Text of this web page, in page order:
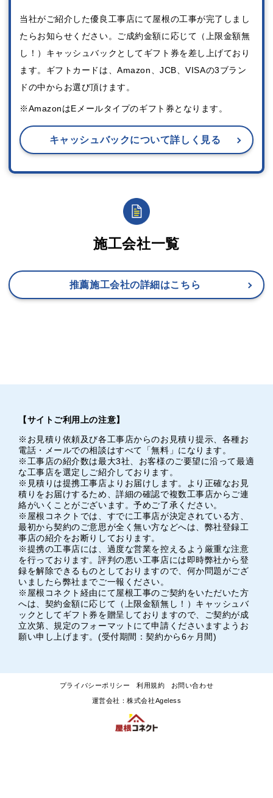
当社がご紹介した優良工事店にて屋根の工事が完了しまし
たらお知らせください。ご成約金額に応じて（上限金額無
し！）キャッシュバックとしてギフト券を差し上げており
ます。ギフトカードは、Amazon、JCB、VISAの3ブラン
ドの中からお選び頂けます。
※AmazonはEメールタイプのギフト券となります。
キャッシュバックについて詳しく見る
施工会社一覧
推薦施工会社の詳細はこちら
【サイトご利用上の注意】
※お見積り依頼及び各工事店からのお見積り提示、各種お
電話・メールでの相談はすべて「無料」になります。
※工事店の紹介数は最大3社、お客様のご要望に沿って最適
な工事店を選定しご紹介しております。
※見積りは提携工事店よりお届けします。より正確なお見
積りをお届けするため、詳細の確認で複数工事店からご連
絡がいくことがございます。予めご了承ください。
※屋根コネクトでは、すでに工事店が決定されている方、
最初から契約のご意思が全く無い方などへは、弊社登録工
事店の紹介をお断りしております。
※提携の工事店には、過度な営業を控えるよう厳重な注意
を行っております。評判の悪い工事店には即時弊社から登
録を解除できるものとしておりますので、何か問題がござ
いましたら弊社までご一報ください。
※屋根コネクト経由にて屋根工事のご契約をいただいた方
へは、契約金額に応じて（上限金額無し！）キャッシュバ
ックとしてギフト券を贈呈しておりますので、ご契約が成
立次第、規定のフォーマットにて申請くださいますようお
願い申し上げます。(受付期間：契約から6ヶ月間)
プライバシーポリシー 利用規約 お問い合わせ
運営会社：株式会社Ageless